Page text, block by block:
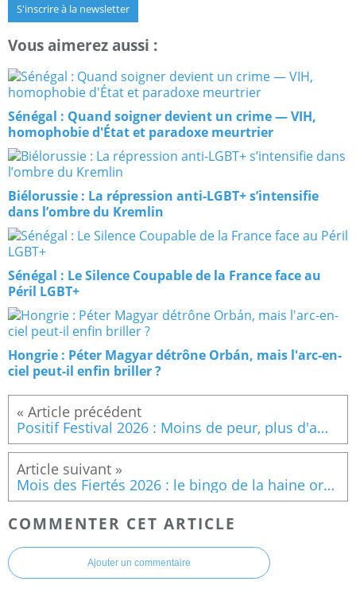
S'inscrire à la newsletter
Vous aimerez aussi :
Sénégal : Quand soigner devient un crime — VIH,
homophobie d'État et paradoxe meurtrier
Biélorussie : La répression anti-LGBT+ s’intensifie
dans l’ombre du Kremlin
Sénégal : Le Silence Coupable de la France face au
Péril LGBT+
Hongrie : Péter Magyar détrône Orbán, mais l'arc-en-
ciel peut-il enfin briller ?
Positif Festival 2026 : Moins de peur, plus d'amour — le festival contre la sérophobie revient les 13 et 14 juin à Pantin
Mois des Fiertés 2026 : le bingo de la haine ordinaire
COMMENTER CET ARTICLE
Ajouter un commentaire